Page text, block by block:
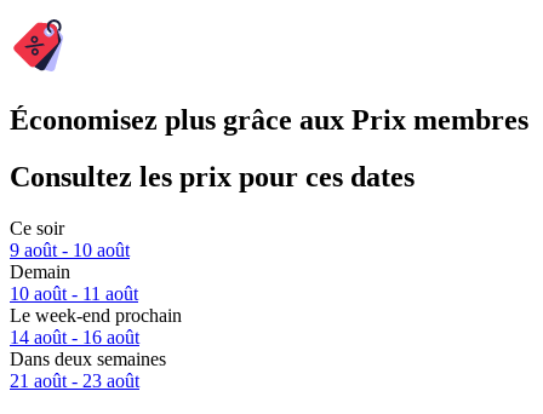
Économisez plus grâce aux Prix membres
Consultez les prix pour ces dates
Ce soir
9 août - 10 août
Demain
10 août - 11 août
Le week-end prochain
14 août - 16 août
Dans deux semaines
21 août - 23 août